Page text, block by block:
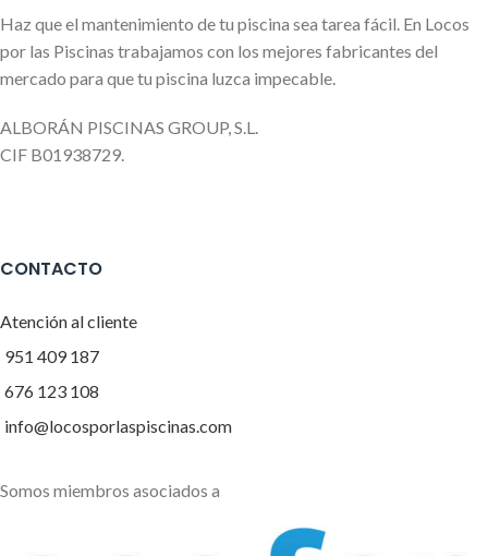
Haz que el mantenimiento de tu piscina sea tarea fácil. En Locos
por las Piscinas trabajamos con los mejores fabricantes del
mercado para que tu piscina luzca impecable.
ALBORÁN PISCINAS GROUP, S.L.
CIF B01938729.
CONTACTO
Atención al cliente
951 409 187
676 123 108
info@locosporlaspiscinas.com
Somos miembros asociados a